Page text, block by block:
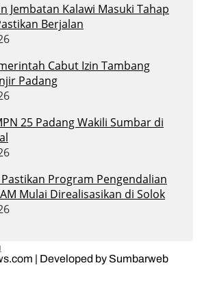
Jembatan Kalawi Masuki Tahap
Berjalan
Cabut Izin Tambang
Padang
25 Padang Wakili Sumbar di
Program Pengendalian
Mulai Direalisasikan di Solok
| Developed by Sumbarweb